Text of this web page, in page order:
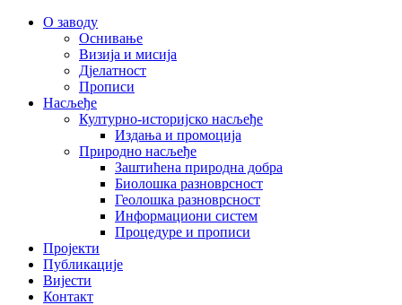
О заводу
Оснивање
Визија и мисија
Дјелатност
Прописи
Насљеђе
Културно-историјско насљеђе
Издања и промоција
Природно насљеђе
Заштићена природна добра
Биолошка разноврсност
Геолошка разноврсност
Информациони систем
Процедуре и прописи
Пројекти
Публикације
Вијести
Контакт